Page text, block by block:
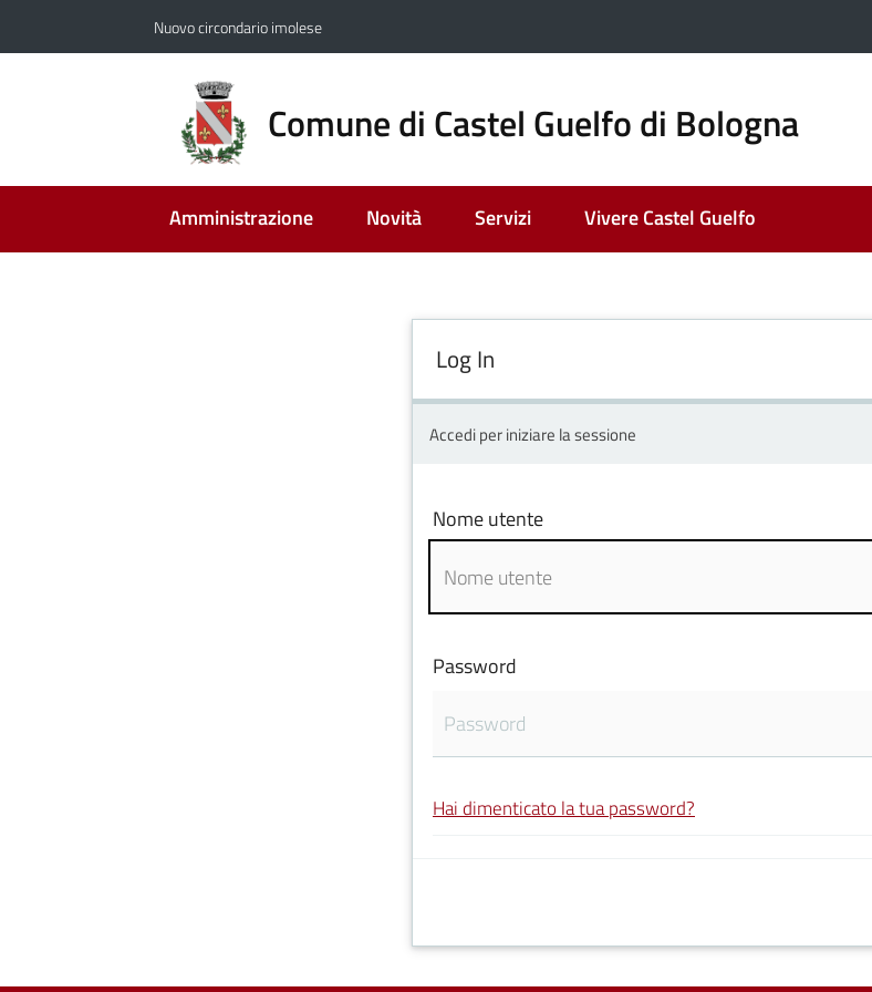
Nuovo circondario imolese
Comune di Castel Guelfo di Bologna
Amministrazione Novità Servizi Vivere Castel Guelfo
Log In
Accedi per iniziare la sessione
Nome utente
Password
Hai dimenticato la tua password?